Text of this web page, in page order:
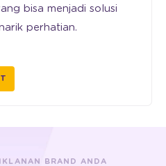
bisa menjadi solusi
perhatian.
BRAND ANDA